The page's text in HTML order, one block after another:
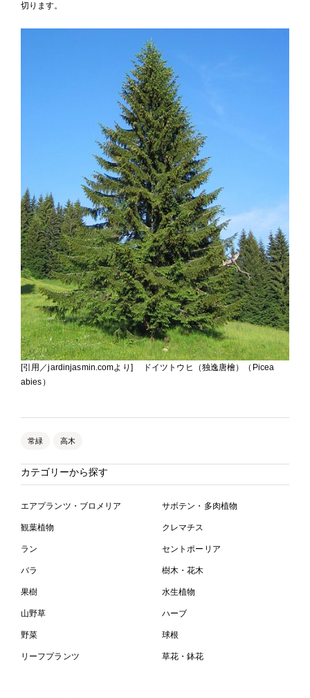
切ります。
[引用／jardinjasmin.comより] ドイツトウヒ（独逸唐檜）（Picea
abies）
常緑 高木
カテゴリーから探す
エアプランツ・ブロメリア サボテン・多肉植物
観葉植物 クレマチス
ラン セントポーリア
バラ 樹木・花木
果樹 水生植物
山野草 ハーブ
野菜 球根
リーフプランツ 草花・鉢花